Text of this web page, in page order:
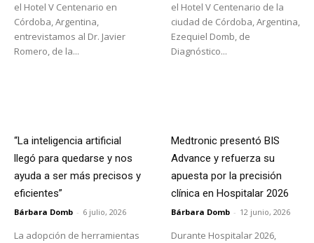
el Hotel V Centenario en
Córdoba, Argentina,
entrevistamos al Dr. Javier
Romero, de la...
el Hotel V Centenario de la
ciudad de Córdoba, Argentina,
Ezequiel Domb, de
Diagnóstico...
“La inteligencia artificial
llegó para quedarse y nos
ayuda a ser más precisos y
eficientes”
Bárbara Domb - 6 julio, 2026
La adopción de herramientas
Medtronic presentó BIS
Advance y refuerza su
apuesta por la precisión
clínica en Hospitalar 2026
Bárbara Domb - 12 junio, 2026
Durante Hospitalar 2026,